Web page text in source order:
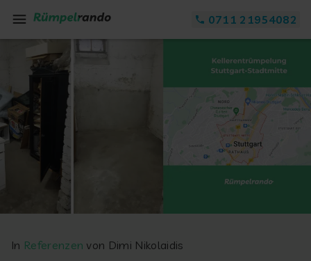
0711 21954082
In Referenzen von Dimi Nikolaidis